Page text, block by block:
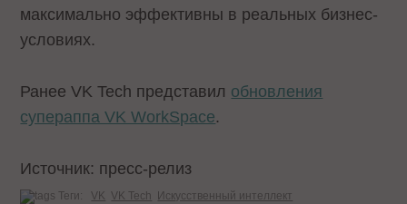
максимально эффективны в реальных бизнес-
условиях.
Ранее VK Tech представил обновления
супераппа VK WorkSpace.
Источник: пресс-релиз
Теги: VK VK Tech Искусственный интеллект